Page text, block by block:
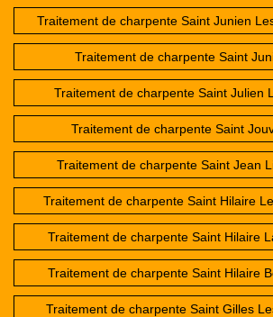
Traitement de charpente Saint Junien
Traitement de charpente Saint
Traitement de charpente Saint Julien
Traitement de charpente Saint
Traitement de charpente Saint Jean
Traitement de charpente Saint Hilaire
Traitement de charpente Saint Hilaire
Traitement de charpente Saint Hilaire
Traitement de charpente Saint Gilles